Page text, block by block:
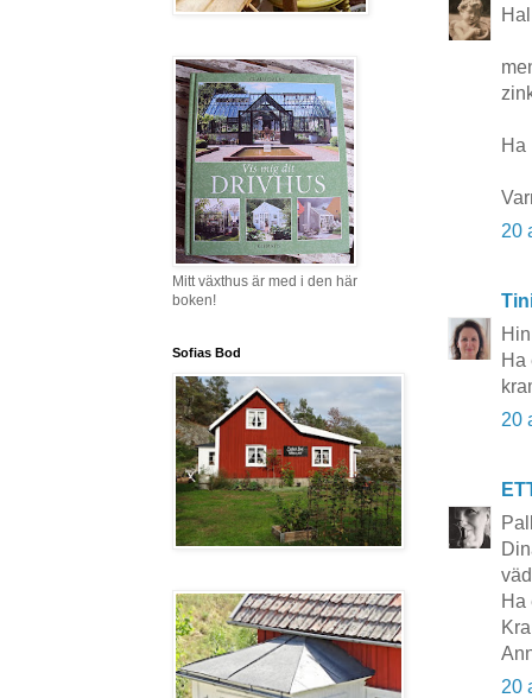
Ha
20
Ha
20
Ha
20
Mitt växthus är med i den här
boken!
Sofias Bod